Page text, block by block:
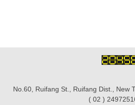
No.60, Ruifang St., Ruifang Dist.,
( 02 )